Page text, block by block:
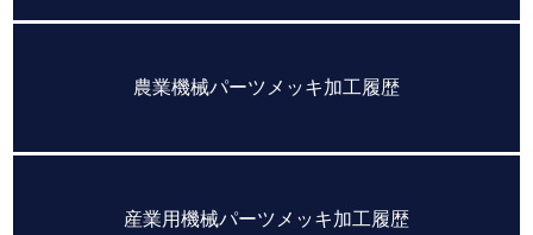
農業機械パーツメッキ加工履歴
産業用機械パーツメッキ加工履歴